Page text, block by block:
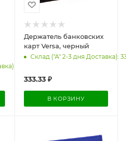
692
Держатель банковских
карт Versa, черный
Склад ("А" 2-3 дня Доставка):
333.33₽
В КОРЗИНУ